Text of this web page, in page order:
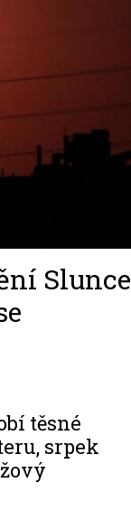
Slunce
těsné
srpek